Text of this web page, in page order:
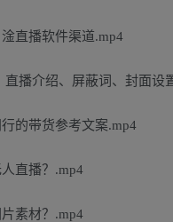
直播软件渠道.mp4
直播介绍、屏蔽词、封面设
的带货参考文案.mp4
直播？.mp4
素材？.mp4